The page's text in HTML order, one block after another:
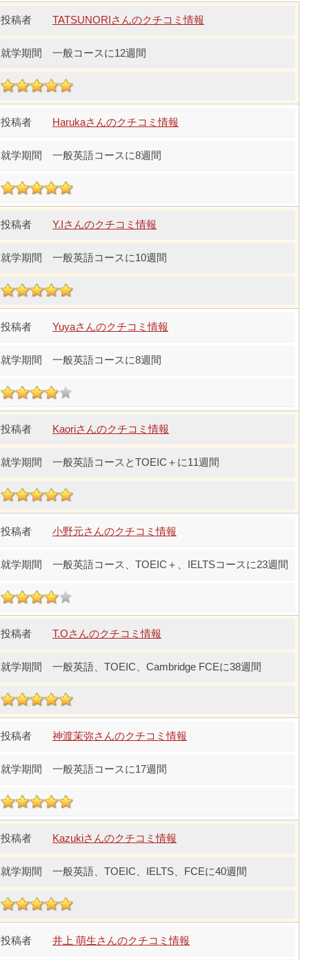
TATSUNORIさんのクチコミ情報
一般コースに12週間
Harukaさんのクチコミ情報
一般英語コースに8週間
Y.Iさんのクチコミ情報
一般英語コースに10週間
Yuyaさんのクチコミ情報
一般英語コースに8週間
Kaoriさんのクチコミ情報
一般英語コースとTOEIC＋に11週間
小野元さんのクチコミ情報
一般英語コース、TOEIC＋、IELTSコースに23週間
T.Oさんのクチコミ情報
一般英語、TOEIC、Cambridge FCEに38週間
神渡茉弥さんのクチコミ情報
一般英語コースに17週間
Kazukiさんのクチコミ情報
一般英語、TOEIC、IELTS、FCEに40週間
井上 萌生さんのクチコミ情報